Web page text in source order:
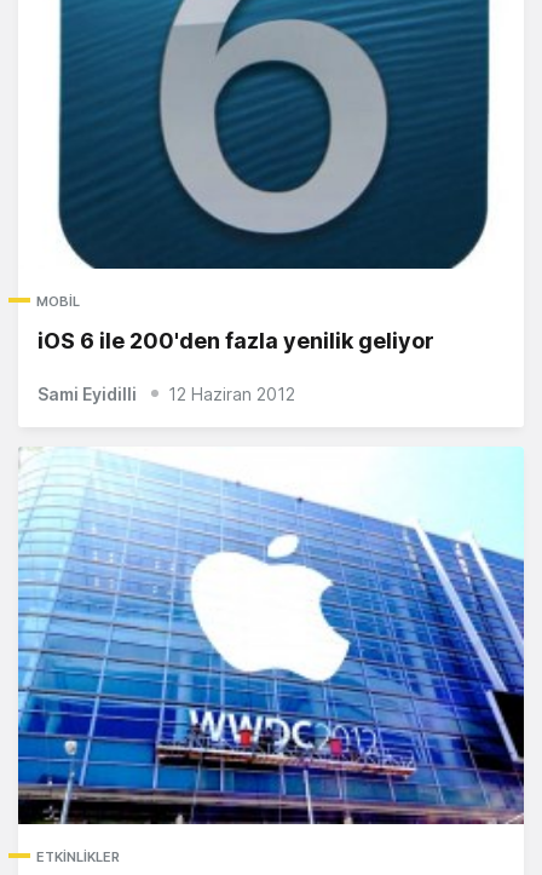
MOBIL
iOS 6 ile 200'den fazla yenilik geliyor
Sami Eyidilli 12 Haziran 2012
ETKINLIKLER